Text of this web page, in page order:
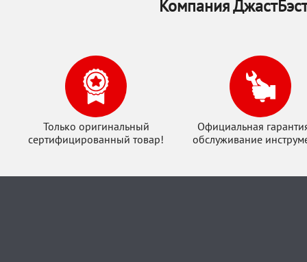
Компания
Только оригинальный
сертифицированный товар!
Официальная
обслуживание